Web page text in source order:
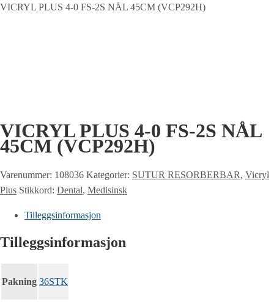
VICRYL PLUS 4-0 FS-2S NÅL 45CM (VCP292H)
VICRYL PLUS 4-0 FS-2S NÅL
45CM (VCP292H)
Varenummer: 108036 Kategorier: SUTUR RESORBERBAR, Vicryl
Plus Stikkord: Dental, Medisinsk
Tilleggsinformasjon
Tilleggsinformasjon
Pakning 36STK